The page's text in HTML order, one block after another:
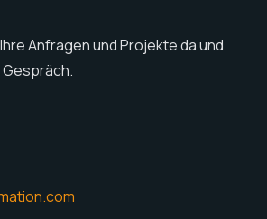
Anfragen und Projekte da und